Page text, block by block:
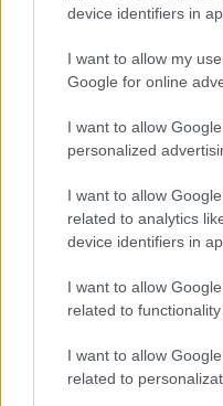
device identifiers in
I want to allow my
Google for online
I want to allow
personalized
I want to allow
related to analytics
device identifiers in
I want to allow
related to
I want to allow
related to
Kövess minket a
Parc Fermé
13 órája
Montoya szerint